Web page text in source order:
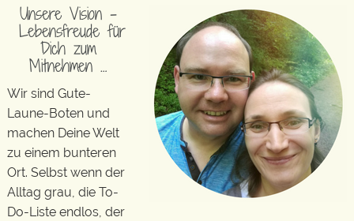
Unsere Vision –
Lebensfreude für
Dich zum
Mitnehmen …
Wir sind Gute-
Laune-Boten und
machen Deine Welt
zu einem bunteren
Ort. Selbst wenn der
Alltag grau, die To-
Do-Liste endlos, der